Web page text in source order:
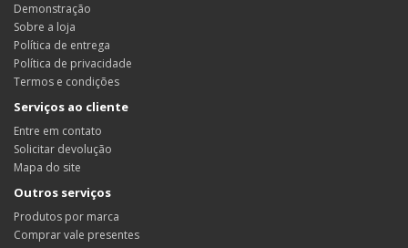
Demonstração
Sobre a loja
Política de entrega
Política de privacidade
Termos e condições
Serviços ao cliente
Entre em contato
Solicitar devolução
Mapa do site
Outros serviços
Produtos por marca
Comprar vale presentes